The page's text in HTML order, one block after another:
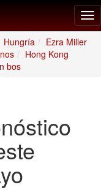
Hungría
Ezra Miller
Hong Kong
bos